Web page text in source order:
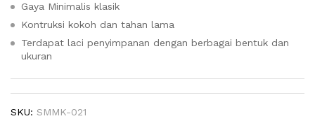
Gaya Minimalis klasik
Kontruksi kokoh dan tahan lama
Terdapat laci penyimpanan dengan berbagai bentuk dan
ukuran
SKU: SMMK-021